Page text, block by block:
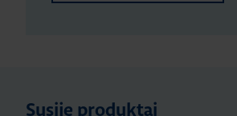
Susiję produktai